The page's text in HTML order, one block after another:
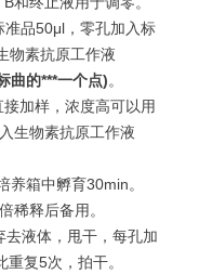
品50μl，零孔加入标
物素抗原工作液
曲的***一个点)。
加样，浓度高可以用
生物素抗原工作液
箱中孵育30min。
稀释后备用。
去液体，甩干，每孔加
复5次，拍干。